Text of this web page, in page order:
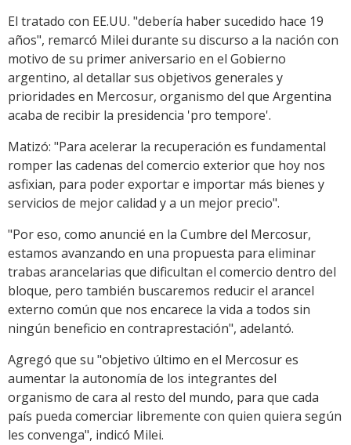
El tratado con EE.UU. "debería haber sucedido hace 19
años", remarcó Milei durante su discurso a la nación con
motivo de su primer aniversario en el Gobierno
argentino, al detallar sus objetivos generales y
prioridades en Mercosur, organismo del que Argentina
acaba de recibir la presidencia 'pro tempore'.
Matizó: "Para acelerar la recuperación es fundamental
romper las cadenas del comercio exterior que hoy nos
asfixian, para poder exportar e importar más bienes y
servicios de mejor calidad y a un mejor precio".
"Por eso, como anuncié en la Cumbre del Mercosur,
estamos avanzando en una propuesta para eliminar
trabas arancelarias que dificultan el comercio dentro del
bloque, pero también buscaremos reducir el arancel
externo común que nos encarece la vida a todos sin
ningún beneficio en contraprestación", adelantó.
Agregó que su "objetivo último en el Mercosur es
aumentar la autonomía de los integrantes del
organismo de cara al resto del mundo, para que cada
país pueda comerciar libremente con quien quiera según
les convenga", indicó Milei.